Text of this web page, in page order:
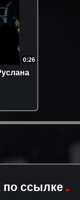
0:26
по ссылке